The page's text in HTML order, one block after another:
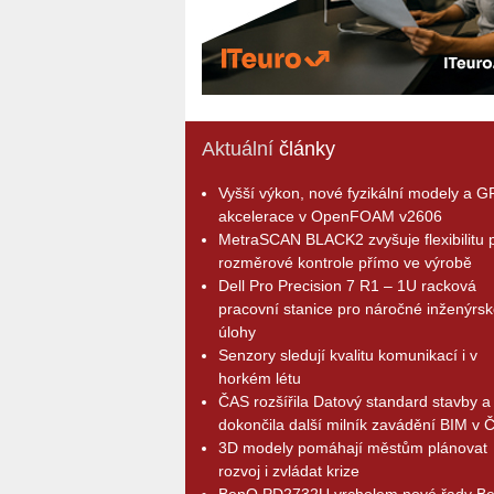
Aktuální články
Vyšší výkon, nové fyzikální modely a
akcelerace v OpenFOAM v2606
MetraSCAN BLACK2 zvyšuje flexibilitu
rozměrové kontrole přímo ve výrobě
Dell Pro Precision 7 R1 – 1U racková
pracovní stanice pro náročné
úlohy
Senzory sledují kvalitu komunikací i v
horkém létu
ČAS rozšířila Datový standard stavby a
dokončila další milník zavádění BIM v
3D modely pomáhají městům plánovat
rozvoj i zvládat krize